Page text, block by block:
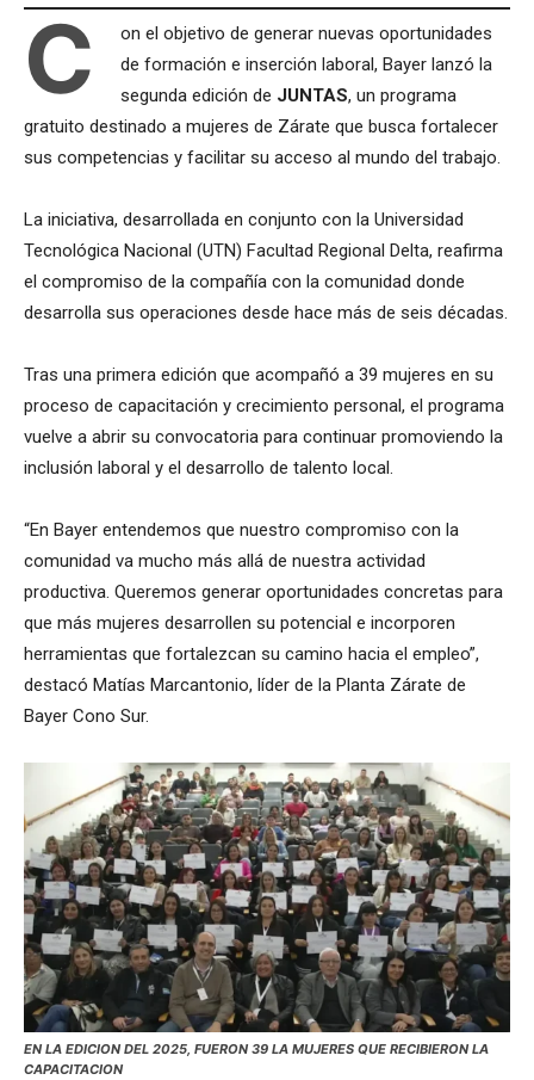
C
on el objetivo de generar nuevas oportunidades
de formación e inserción laboral, Bayer lanzó la
segunda edición de JUNTAS, un programa
gratuito destinado a mujeres de Zárate que busca fortalecer
sus competencias y facilitar su acceso al mundo del trabajo.
La iniciativa, desarrollada en conjunto con la Universidad
Tecnológica Nacional (UTN) Facultad Regional Delta, reafirma
el compromiso de la compañía con la comunidad donde
desarrolla sus operaciones desde hace más de seis décadas.
Tras una primera edición que acompañó a 39 mujeres en su
proceso de capacitación y crecimiento personal, el programa
vuelve a abrir su convocatoria para continuar promoviendo la
inclusión laboral y el desarrollo de talento local.
“En Bayer entendemos que nuestro compromiso con la
comunidad va mucho más allá de nuestra actividad
productiva. Queremos generar oportunidades concretas para
que más mujeres desarrollen su potencial e incorporen
herramientas que fortalezcan su camino hacia el empleo”,
destacó Matías Marcantonio, líder de la Planta Zárate de
Bayer Cono Sur.
EN LA EDICION DEL 2025, FUERON 39 LA MUJERES QUE RECIBIERON LA
CAPACITACION